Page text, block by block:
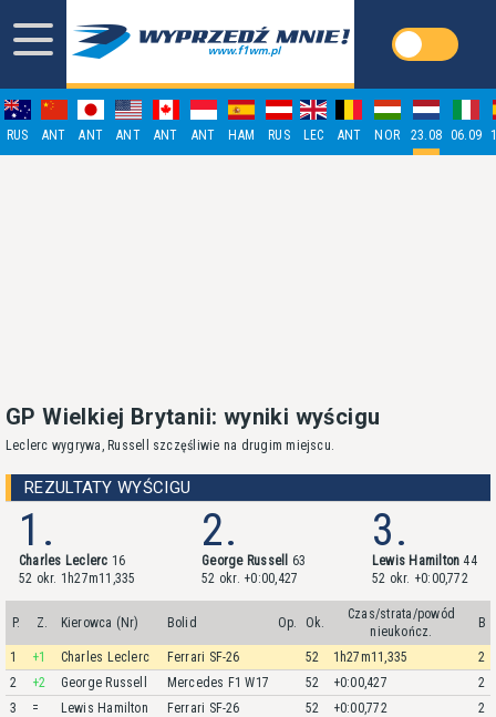
RUS ANT ANT ANT ANT ANT HAM RUS LEC ANT NOR 23.08 06.09
GP Wielkiej Brytanii: wyniki wyścigu
Leclerc wygrywa, Russell szczęśliwie na drugim miejscu.
REZULTATY WYŚCIGU
1.
Charles Leclerc 16
52 okr. 1h27m11,335
2.
George Russell
63
52 okr. +0:00,427
3.
Lewis Hamilton 44
52 okr. +0:00,772
P. Z. Kierowca (Nr) Bolid Op. Ok.
Czas/strata/powód
nieukończ.
B
1 +1 Charles Leclerc Ferrari SF-26 52 1h27m11,335
2
2
+2 George Russell Mercedes F1 W17 52 +0:00,427
2
3
= Lewis Hamilton Ferrari SF-26 52 +0:00,772
2